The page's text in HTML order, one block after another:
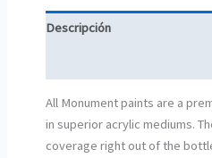
Descripción
All Monument paints are a
in superior acrylic mediums.
coverage right out of the